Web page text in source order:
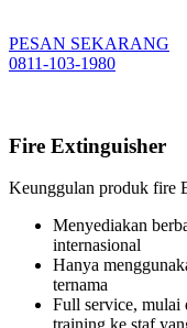
PESAN SEKARANG
0811-103-1980
Fire Extinguisher
Keunggulan produk fire
Menyediakan
internasional
Hanya
ternama
Full service, mulai